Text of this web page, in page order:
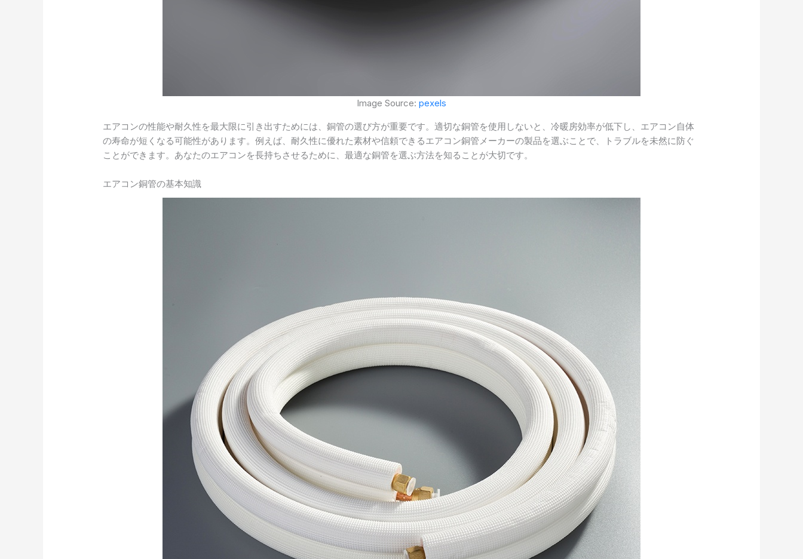
Image Source: pexels
エアコンの性能や耐久性を最大限に引き出すためには、銅管の選び方が重要です。適切な銅管を使用しないと、冷暖房効率が低下し、エアコン自体
の寿命が短くなる可能性があります。例えば、耐久性に優れた素材や信頼できるエアコン銅管メーカーの製品を選ぶことで、トラブルを未然に防ぐ
ことができます。あなたのエアコンを長持ちさせるために、最適な銅管を選ぶ方法を知ることが大切です。
エアコン銅管の基本知識